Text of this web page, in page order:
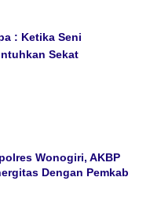
: Ketika Seni
Sekat
Wonogiri, AKBP
Dengan Pemkab